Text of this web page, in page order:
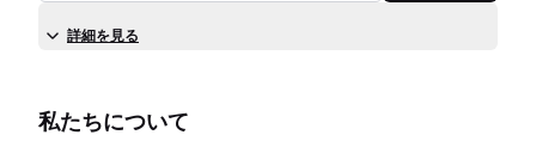
詳細を見る
私たちについて